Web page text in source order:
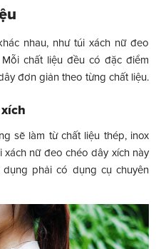
nhau, như túi xách nữ đeo
chất liệu đều có đặc điểm
đơn giản theo từng chất liệu.
sẽ làm từ chất liệu thép, inox
xách nữ đeo chéo dây xích này
phải có dụng cụ chuyên